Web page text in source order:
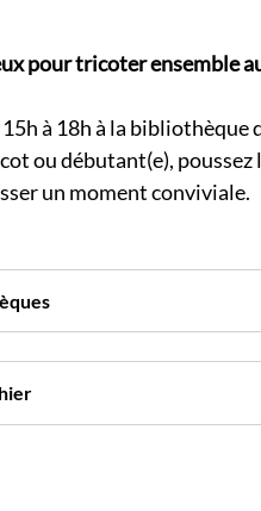
pour tricoter ensemble
à 18h à la bibliothèque
ou débutant(e),
un moment conviviale.